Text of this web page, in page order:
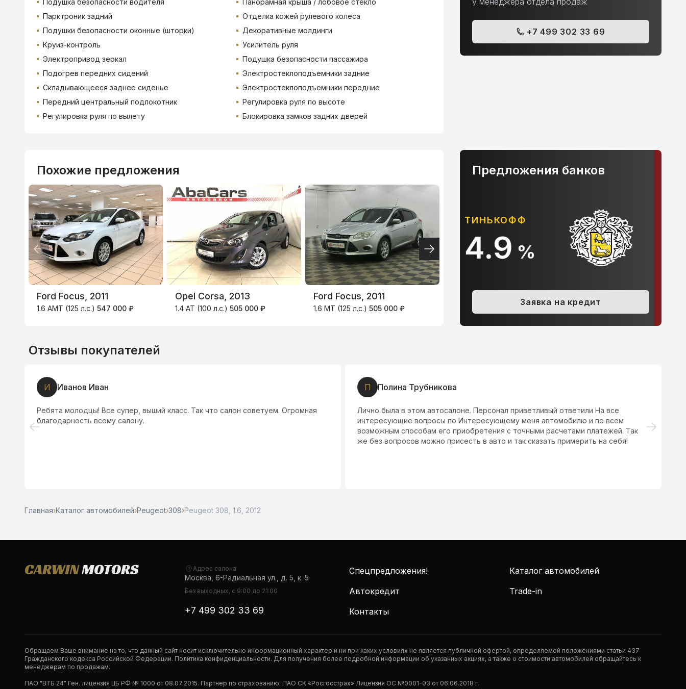
Парктроник задний
Отделка кожей рулевого колеса
Подушки безопасности оконные (шторки)
Декоративные молдинги
Круиз-контроль
Усилитель руля
Электропривод зеркал
Подушка безопасности пассажира
Подогрев передних сидений
Электростеклоподъемники задние
Складывающееся заднее сиденье
Электростеклоподъемники передние
Передний центральный подлокотник
Регулировка руля по высоте
Регулировка руля по вылету
Блокировка замков задних дверей
+7 499 302 33 69
Похожие предложения
Ford Focus, 2011
1.6 AMT (125 л.с.) 547 000 ₽
Opel Corsa, 2013
1.4 AT (100 л.с.) 505 000 ₽
Ford Focus, 2011
1.6 MT (125 л.с.) 505 000 ₽
Volkswagen Golf Plus, 2011 Peugeot 308, 2012
ВТБ
3.9%
ТИНЬКОФФ
4.9%
АЛЬФА-БАНК
10.9
Предложения банков
Заявка на кредит
Отзывы покупателей
И Иванов Иван
Ребята молодцы! Все супер, выший класс. Так что салон советуем. Огромная
благодарность всему салону.
П Полина Трубникова
Лично была в этом автосалоне. Персонал приветливый ответили На все
интересующие вопросы по Интересующему меня автомобилю и по всем
возможным способам его приобретения с точными расчетами платежей. Так
же без вопросов можно присесть в авто и так сказать примерить на себя!
Главная›Каталог автомобилей›Peugeot›308›Peugeot 308, 1.6, 2012
Адрес салона
Москва, 6-Радиальная ул., д. 5, к. 5
Без выходных, с 9:00 до 21:00
+7 499 302 33 69
Спецпредложения!
Каталог автомобилей
Автокредит
Trade-in
Контакты
Обращаем Ваше внимание на то, что данный сайт носит исключительно информационный характер и ни при каких условиях не является публичной офертой, определяемой положениями статьи 437
Гражданского кодекса Российской Федерации. Политика конфиденциальности. Для получения более подробной информации об указанных акциях, а также о стоимости автомобилей обращайтесь к
менеджерам по продажам.
ПАО "ВТБ 24" Ген. лицензия ЦБ РФ № 1000 от 08.07.2015. Партнер по страхованию: ПАО СК «Росгосстрах» Лицензия ОС №0001-03 от 06.06.2018 г.